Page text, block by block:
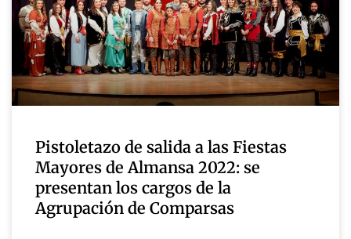
Pistoletazo de salida a las Fiestas
Mayores de Almansa 2022: se
presentan los cargos de la
Agrupación de Comparsas